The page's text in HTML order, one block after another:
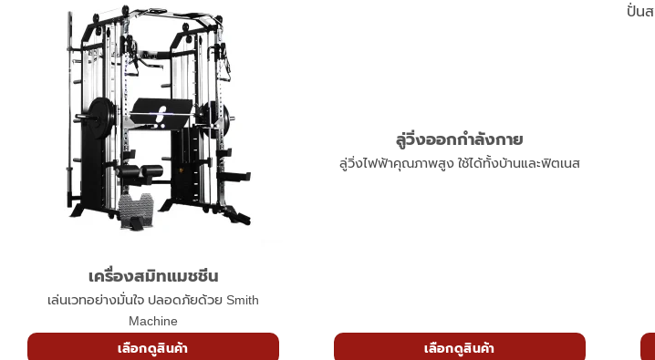
เครื่องสมิทแมชชีน
เล่นเวทอย่างมั่นใจ ปลอดภัยด้วย Smith
Machine
เลือกดูสินค้า เลือกดูสินค้า